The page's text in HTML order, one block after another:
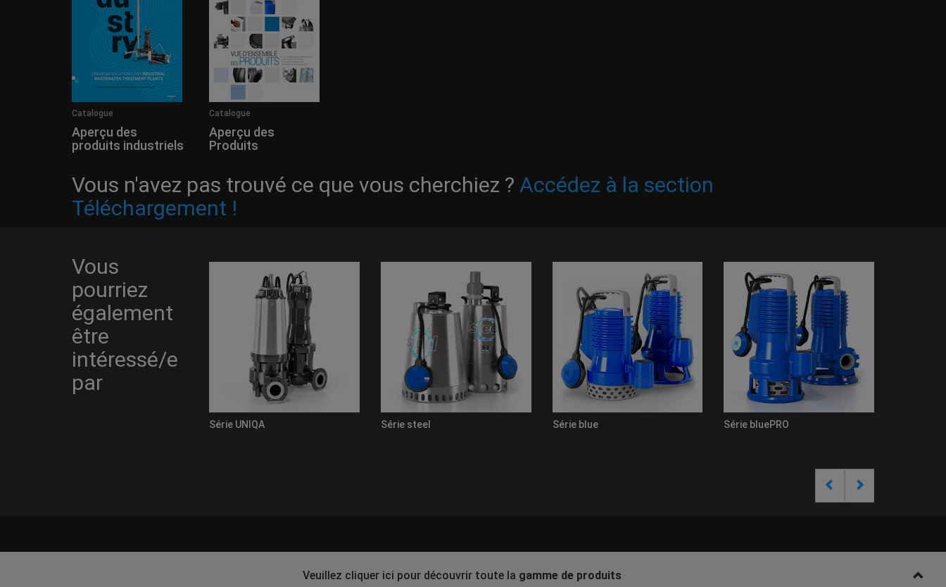
Catalogue
Aperçu des
produits industriels
Catalogue
Aperçu des
Produits
Vous n'avez pas trouvé ce que vous cherchiez ? Accédez à la section
Téléchargement !
Vous
pourriez
également
être
intéressé/e
par
Série UNIQA Série steel Série blue Série bluePRO
Veuillez cliquer ici pour découvrir toute la gamme de produits